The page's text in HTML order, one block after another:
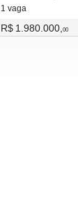
1 vaga
R$ 1.980.000, 00